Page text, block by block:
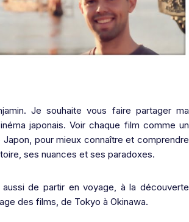
Je souhaite vous faire partager ma
japonais. Voir chaque film comme un
pour mieux connaître et comprendre
ses nuances et ses paradoxes.
de partir en voyage, à la découverte
des films, de Tokyo à Okinawa.